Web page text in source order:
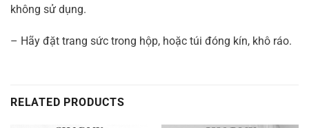
không sử dụng.
– Hãy đặt trang sức trong hộp, hoặc túi đóng kín, khô ráo.
RELATED PRODUCTS